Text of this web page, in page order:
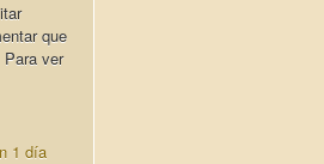
que
Para ver
1 día